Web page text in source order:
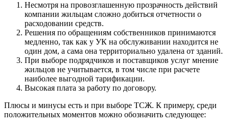
Несмотря на провозглашенную прозрачность действий
компании жильцам сложно добиться отчетности о
расходовании средств.
Решения по обращениям собственников принимаются
медленно, так как у УК на обслуживании находится не
один дом, а сама она территориально удалена от зданий.
При выборе подрядчиков и поставщиков услуг мнение
жильцов не учитывается, в том числе при расчете
наиболее выгодной тарификации.
Высокая плата за работу по договору.
Плюсы и минусы есть и при выборе ТСЖ. К примеру, среди
положительных моментов можно обозначить следующее: